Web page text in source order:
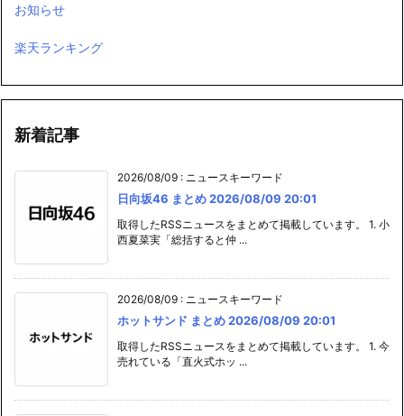
お知らせ
楽天ランキング
新着記事
2026/08/09 : ニュースキーワード
日向坂46 まとめ 2026/08/09 20:01
取得したRSSニュースをまとめて掲載しています。 1. 小
西夏菜実「総括すると仲 ...
2026/08/09 : ニュースキーワード
ホットサンド まとめ 2026/08/09 20:01
取得したRSSニュースをまとめて掲載しています。 1. 今
売れている「直火式ホッ ...